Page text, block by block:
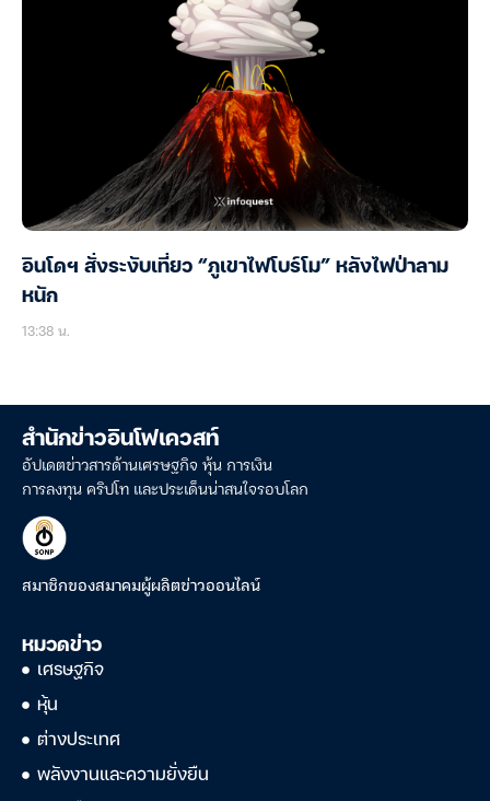
อินโดฯ สั่งระงับเที่ยว “ภูเขาไฟโบร์โม” หลังไฟป่าลาม
หนัก
13:38 น.
สำนักข่าวอินโฟเควสท์
อัปเดตข่าวสารด้านเศรษฐกิจ หุ้น การเงิน
การลงทุน คริปโท และประเด็นน่าสนใจรอบโลก
สมาชิกของสมาคมผู้ผลิตข่าวออนไลน์
หมวดข่าว
เศรษฐกิจ
หุ้น
ต่างประเทศ
พลังงานและความยั่งยืน